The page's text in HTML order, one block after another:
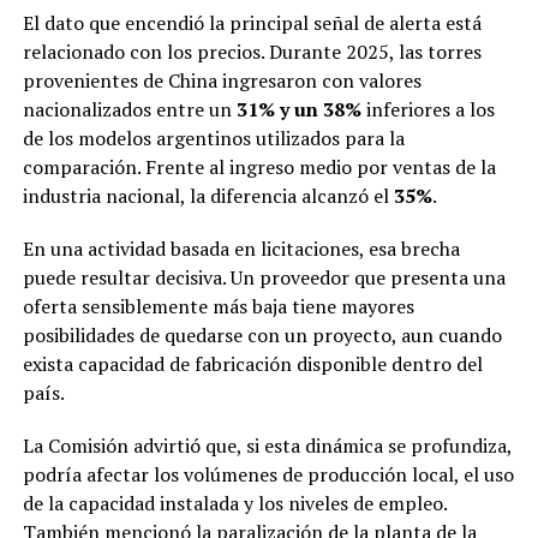
El dato que encendió la principal señal de alerta está
relacionado con los precios. Durante 2025, las torres
provenientes de China ingresaron con valores
nacionalizados entre un 31% y un 38%inferiores a los
de los modelos argentinos utilizados para la
comparación. Frente al ingreso medio por ventas de la
industria nacional, la diferencia alcanzó el 35%.
En una actividad basada en licitaciones, esa brecha
puede resultar decisiva. Un proveedor que presenta una
oferta sensiblemente más baja tiene mayores
posibilidades de quedarse con un proyecto, aun cuando
exista capacidad de fabricación disponible dentro del
país.
La Comisión advirtió que, si esta dinámica se profundiza,
podría afectar los volúmenes de producción local, el uso
de la capacidad instalada y los niveles de empleo.
También mencionó la paralización de la planta de la